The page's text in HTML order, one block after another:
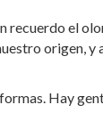
recuerdo el
origen, y
Hay